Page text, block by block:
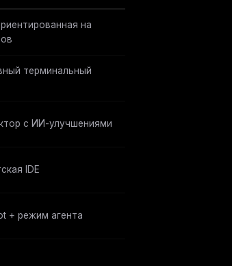
на
терминальный
с ИИ-улучшениями
IDE
+ режим агента